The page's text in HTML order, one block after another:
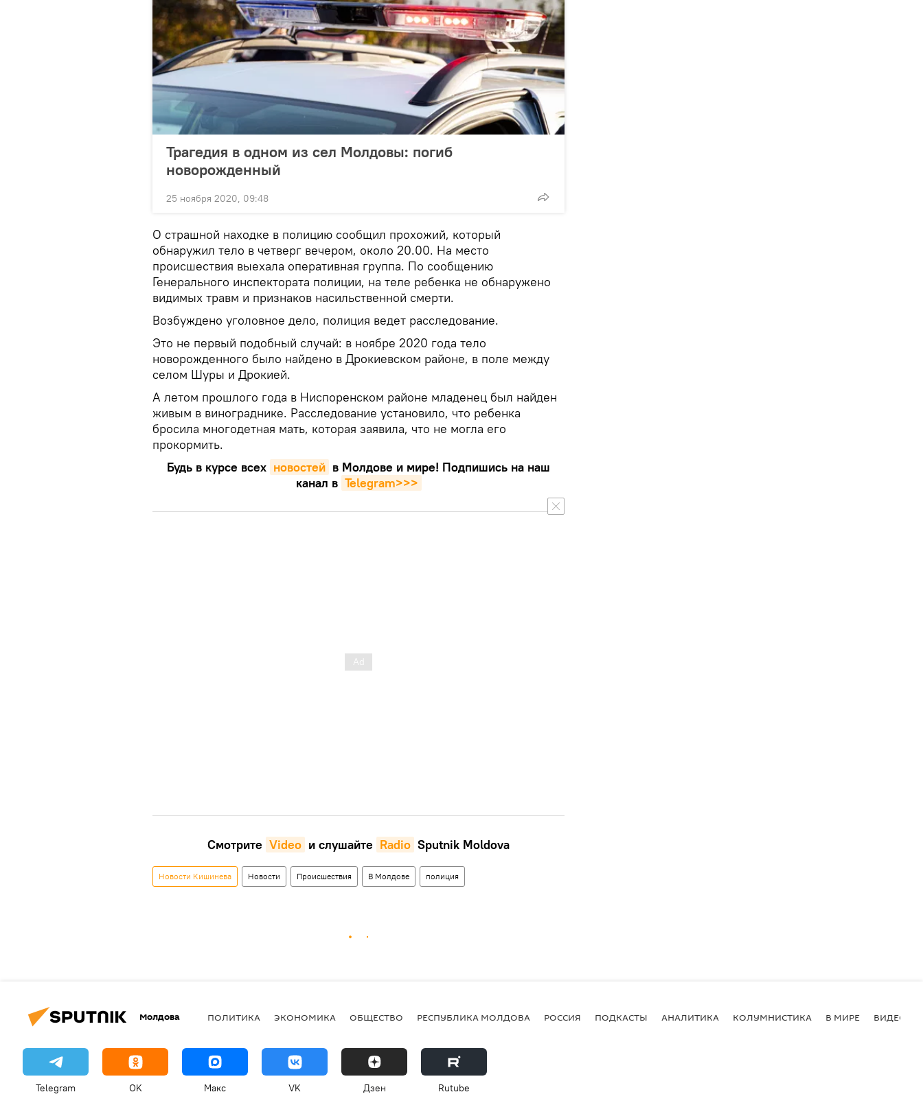
Трагедия в одном из сел Молдовы: погиб
новорожденный
25 ноября 2020, 09:48
О страшной находке в полицию сообщил прохожий, который
обнаружил тело в четверг вечером, около 20.00. На место
происшествия выехала оперативная группа. По сообщению
Генерального инспектората полиции, на теле ребенка не обнаружено
видимых травм и признаков насильственной смерти.
Возбуждено уголовное дело, полиция ведет расследование.
Это не первый подобный случай: в ноябре 2020 года тело
новорожденного было найдено в Дрокиевском районе, в поле между
селом Шуры и Дрокией.
А летом прошлого года в Ниспоренском районе младенец был найден
живым в винограднике. Расследование установило, что ребенка
бросила многодетная мать, которая заявила, что не могла его
прокормить.
Будь в курсе всех новостей в Молдове и мире! Подпишись на наш
канал в Telegram>>>
Смотрите Video и слушайте Radio Sputnik Moldova
Новости Кишинева Новости Происшествия В Молдове полиция
Молдова ПОЛИТИКА ЭКОНОМИКА ОБЩЕСТВО РЕСПУБЛИКА МОЛДОВА РОССИЯ ПОДКАСТЫ АНАЛИТИКА КОЛУМНИСТИКА В МИРЕ ВИДЕО
Telegram OK Макс VK Дзен Rutube